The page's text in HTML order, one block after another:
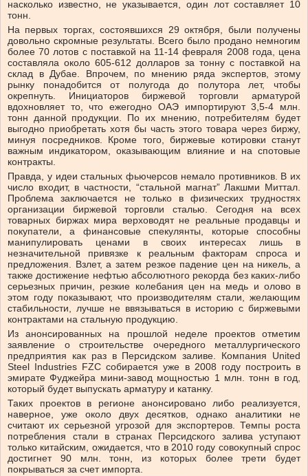
насколько известно, не указывается, один лот составляет 10
тонн.
На первых торгах, состоявшихся 29 октября, были получены
довольно скромные результаты. Всего было продано немногим
более 70 лотов с поставкой на 11-14 февраля 2008 года, цена
составляла около 605-612 долларов за тонну с поставкой на
склад в Дубае. Впрочем, по мнению ряда экспертов, этому
рынку понадобится от полугода до полутора лет, чтобы
окрепнуть. Инициаторов биржевой торговли арматурой
вдохновляет то, что ежегодно ОАЭ импортируют 3,5-4 млн.
тонн данной продукции. По их мнению, потребителям будет
выгодно приобретать хотя бы часть этого товара через биржу,
минуя посредников. Кроме того, биржевые котировки станут
важным индикатором, оказывающим влияние и на спотовые
контракты.
Правда, у идеи стальных фьючерсов немало противников. В их
число входит, в частности, “стальной магнат” Лакшми Миттал.
Проблема заключается не только в физических трудностях
организации биржевой торговли сталью. Сегодня на всех
товарных биржах мира верховодят не реальные продавцы и
покупатели, а финансовые спекулянты, которые способны
манипулировать ценами в своих интересах лишь в
незначительной привязке к реальным факторам спроса и
предложения. Взлет, а затем резкое падение цен на никель, а
также достижение нефтью абсолютного рекорда без каких-либо
серьезных причин, резкие колебания цен на медь и олово в
этом году показывают, что производителям стали, желающим
стабильности, лучше не ввязываться в историю с биржевыми
контрактами на стальную продукцию.
Из анонсированных на прошлой неделе проектов отметим
заявление о строительстве очередного металлургического
предприятия как раз в Персидском заливе. Компания United
Steel Industries FZC собирается уже в 2008 году построить в
эмирате Фуджейра мини-завод мощностью 1 млн. тонн в год,
который будет выпускать арматуру и катанку.
Таких проектов в регионе анонсировано либо реализуется,
наверное, уже около двух десятков, однако аналитики не
считают их серьезной угрозой для экспортеров. Темпы роста
потребления стали в странах Персидского залива уступают
только китайским, ожидается, что в 2010 году совокупный спрос
достигнет 90 млн. тонн, из которых более трети будет
покрываться за счет импорта.